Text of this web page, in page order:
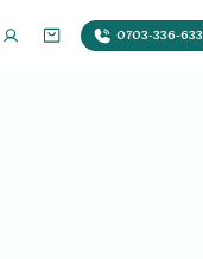
0703-336-633